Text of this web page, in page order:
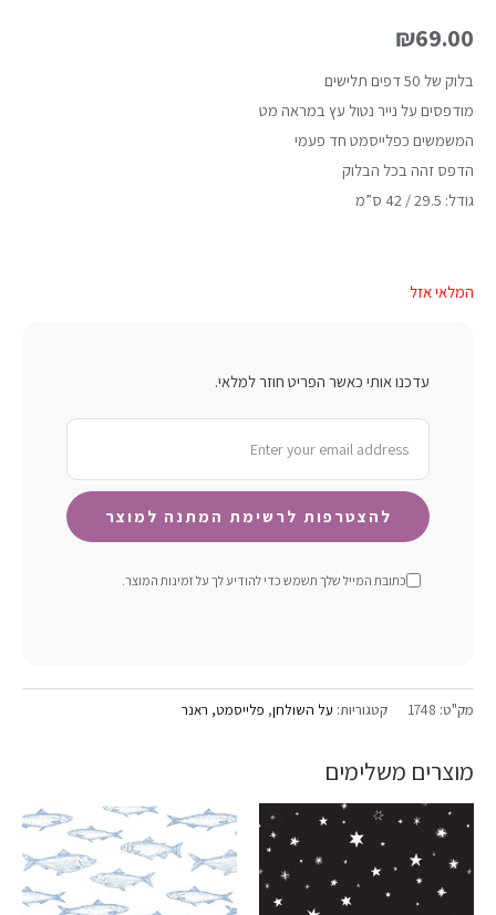
₪69.00
בלוק של 50 דפים תלישים
מודפסים על נייר נטול עץ במראה מט
המשמשים כפלייסמט חד פעמי
הדפס זהה בכל הבלוק
גודל: 29.5 / 42 ס”מ
המלאי אזל
עדכנו אותי כאשר הפריט חוזר למלאי.
כתובת המייל שלך תשמש כדי להודיע ​​לך על זמינות המוצר.
מק"ט: 1748 קטגוריות: על השולחן, פלייסמט, ראנר
מוצרים משלימים